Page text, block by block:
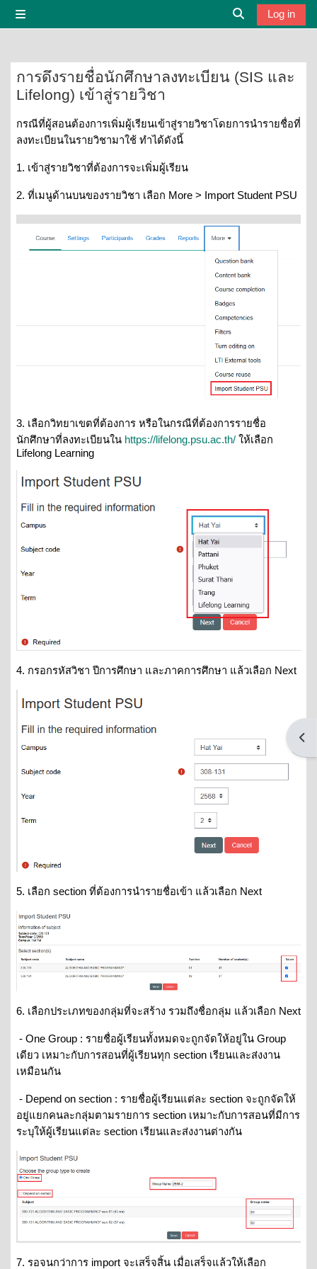
Toggle search
Log in
การดึงรายชื่อนักศึกษาลงทะเบียน (SIS และ
Lifelong) เข้าสู่รายวิชา
Completion requirements
กรณีที่ผู้สอนต้องการเพิ่มผู้เรียนเข้าสู่รายวิชาโดยการนำรายชื่อที่
ลงทะเบียนในรายวิชามาใช้ ทำได้ดังนี้
1. เข้าสู่รายวิชาที่ต้องการจะเพิ่มผู้เรียน
2. ที่เมนูด้านบนของรายวิชา เลือก More > Import Student PSU
3. เลือกวิทยาเขตที่ต้องการ หรือในกรณีที่ต้องการรายชื่อ
นักศึกษาที่ลงทะเบียนใน https://lifelong.psu.ac.th/ ให้เลือก
Lifelong Learning
4. กรอกรหัสวิชา ปีการศึกษา และภาคการศึกษา แล้วเลือก Next
5. เลือก section ที่ต้องการนำรายชื่อเข้า แล้วเลือก Next
6. เลือกประเภทของกลุ่มที่จะสร้าง รวมถึงชื่อกลุ่ม แล้วเลือก Next
- One Group : รายชื่อผู้เรียนทั้งหมดจะถูกจัดให้อยู่ใน Group
เดียว เหมาะกับการสอนที่ผู้เรียนทุก section เรียนและส่งงาน
เหมือนกัน
- Depend on section : รายชื่อผู้เรียนแต่ละ section จะถูกจัดให้
อยู่แยกคนละกลุ่มตามรายการ section เหมาะกับการสอนที่มีการ
ระบุให้ผู้เรียนแต่ละ section เรียนและส่งงานต่างกัน
7. รอจนกว่าการ import จะเสร็จสิ้น เมื่อเสร็จแล้วให้เลือก